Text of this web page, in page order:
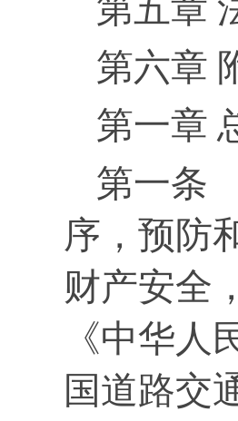
第五章
第六章
第一章
第一条
序，预防
财产安全
《中华
国道路交